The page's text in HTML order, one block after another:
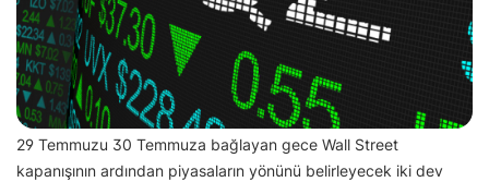
29 Temmuzu 30 Temmuza bağlayan gece Wall Street
kapanışının ardından piyasaların yönünü belirleyecek iki dev